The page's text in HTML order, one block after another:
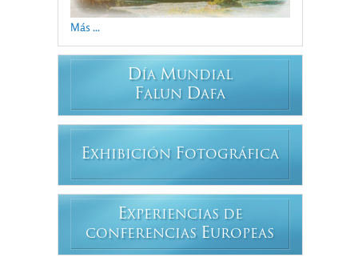
Más ...
DÍA MUNDIAL
FALUN DAFA
EXHIBICIÓN FOTOGRÁFICA
EXPERIENCIAS DE
CONFERENCIAS EUROPEAS